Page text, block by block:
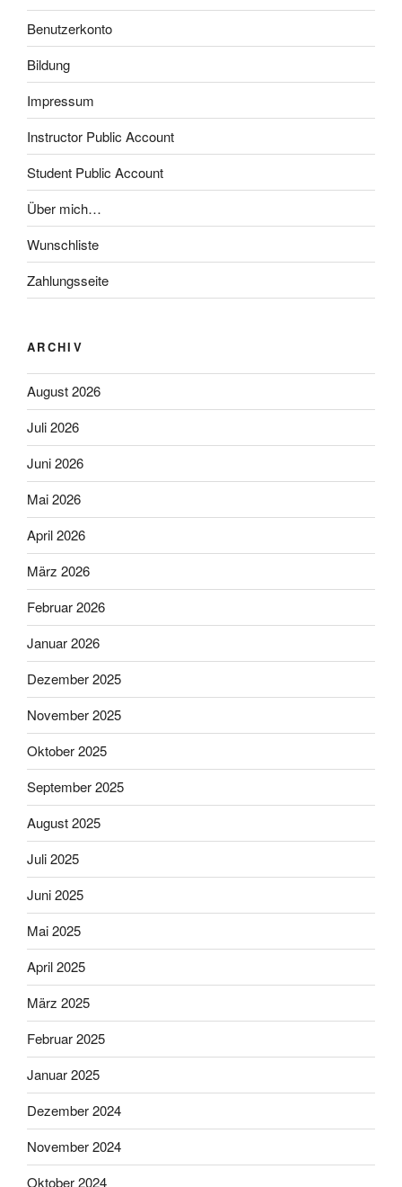
Benutzerkonto
Bildung
Impressum
Instructor Public Account
Student Public Account
Über mich…
Wunschliste
Zahlungsseite
ARCHIV
August 2026
Juli 2026
Juni 2026
Mai 2026
April 2026
März 2026
Februar 2026
Januar 2026
Dezember 2025
November 2025
Oktober 2025
September 2025
August 2025
Juli 2025
Juni 2025
Mai 2025
April 2025
März 2025
Februar 2025
Januar 2025
Dezember 2024
November 2024
Oktober 2024